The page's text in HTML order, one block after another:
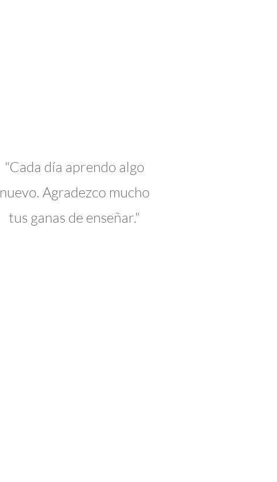
"Cada día aprendo algo
nuevo. Agradezco mucho
tus ganas de enseñar."